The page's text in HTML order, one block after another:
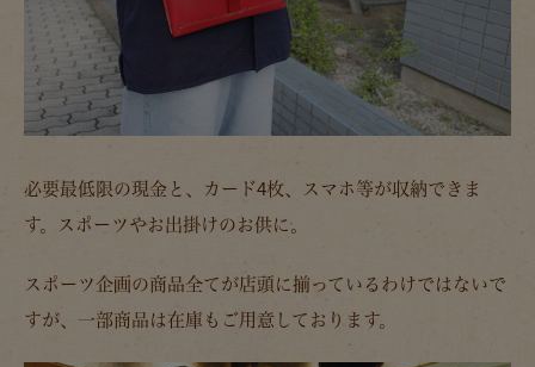
必要最低限の現金と、カード4枚、スマホ等が収納できま
す。スポーツやお出掛けのお供に。
スポーツ企画の商品全てが店頭に揃っているわけではないで
すが、一部商品は在庫もご用意しております。